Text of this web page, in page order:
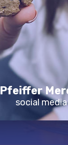
Pfeiffer
social